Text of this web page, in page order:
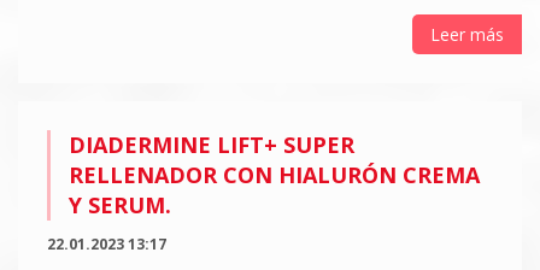
Leer más
DIADERMINE LIFT+ SUPER
RELLENADOR CON HIALURÓN CREMA
Y SERUM.
22.01.2023 13:17